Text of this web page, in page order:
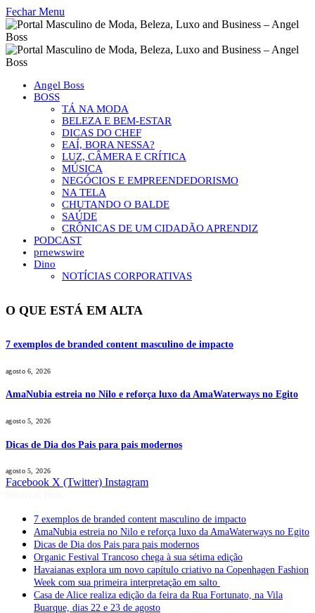
Fechar Menu
Angel Boss
BOSS
TÁ NA MODA
BELEZA E BEM-ESTAR
DICAS DO CHEF
EAÍ, BORA NESSA?
LUZ, CÂMERA E CRÍTICA
MÚSICA
NEGÓCIOS E EMPREENDEDORISMO
NA TELA
CHUTANDO O BALDE
SAÚDE
CRÔNICAS DE UM CIDADÃO APRENDIZ
PODCAST
prnewswire
Dino
NOTÍCIAS CORPORATIVAS
O QUE ESTÁ EM ALTA
7 exemplos de branded content masculino de impacto
agosto 6, 2026
AmaNubia estreia no Nilo e reforça luxo da AmaWaterways no Egito
agosto 5, 2026
Dicas de Dia dos Pais para pais modernos
agosto 5, 2026
Facebook X (Twitter) Instagram
7 exemplos de branded content masculino de impacto
AmaNubia estreia no Nilo e reforça luxo da AmaWaterways no Egito
Dicas de Dia dos Pais para pais modernos
Organic Festival Trancoso chega à sua sétima edição
Havaianas explora um novo capítulo criativo na Copenhagen Fashion
Week com sua primeira interpretação em salto
Casa de Alice realiza edição da feira da Rua Fortunato, na Vila
Buarque, dias 22 e 23 de agosto